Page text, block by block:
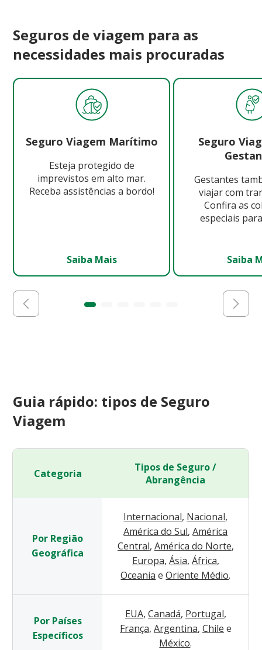
Seguros de viagem para as
necessidades mais procuradas
Seguro Viagem Marítimo
Esteja protegido de
imprevistos em alto mar.
Receba assistências a bordo!
Saiba Mais
Seguro
Gestantes
viajar com
Confira as
especiais
Saiba
Guia rápido: tipos de Seguro
Viagem
Categoria
Tipos de Seguro /
Abrangência
Por Região
Geográfica
Internacional, Nacional,
América do Sul, América
Central, América do Norte,
Europa, Ásia, África,
Oceania e Oriente Médio.
Por Países
Específicos
EUA, Canadá, Portugal,
França, Argentina, Chile e
México.